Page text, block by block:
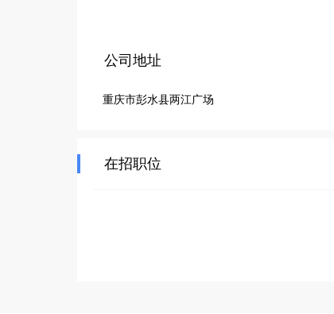
公司地址
重庆市彭水县两江广场
在招职位